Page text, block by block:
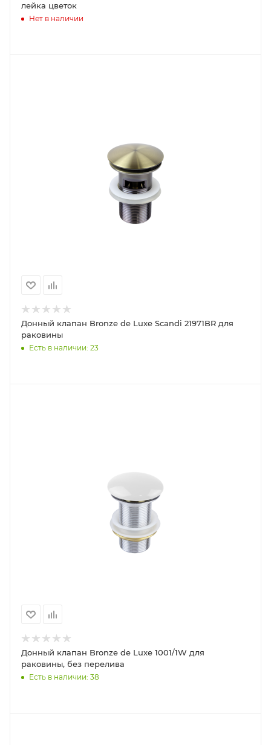
лейка цветок
Нет в наличии
Донный клапан Bronze de Luxe Scandi 21971BR для
раковины
Есть в наличии: 23
Донный клапан Bronze de Luxe 1001/1W для
раковины, без перелива
Есть в наличии: 38